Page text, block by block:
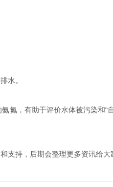
水。
，有助于评价水体被污染和“
持，后期会整理更多资讯给大